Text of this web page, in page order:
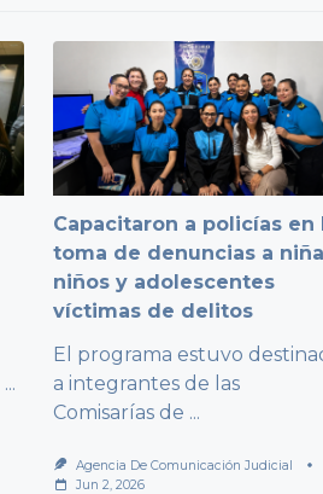
...
Capacitaron a policías en
toma de denuncias a
niños y adolescentes
víctimas de delitos
El programa estuvo
a integrantes de las
Comisarías de ...
Agencia De Comunicación Judicial
Jun 2, 2026